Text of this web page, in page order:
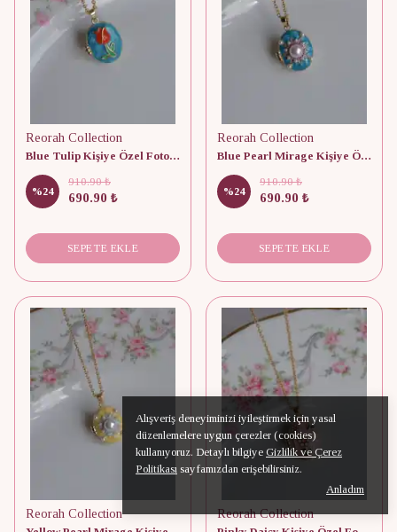
Alışveriş deneyiminizi iyileştirmek için yasal
düzenlemelere uygun çerezler (cookies)
kullanıyoruz. Detaylı bilgiye Gizlilik ve Çerez
Politikası sayfamızdan erişebilirsiniz.
Anladım
Reorah Collection
Blue Tulip Kişiye Özel Fotoğraflı Kapaklı Kolye
%24
910.90 ₺
690.90 ₺
SEPETE EKLE
Reorah Collection
Blue Pearl Mirage Kişiye Özel Fotoğraflı Kapaklı Kolye
%24
910.90 ₺
690.90 ₺
SEPETE EKLE
Reorah Collection
Reorah Collection